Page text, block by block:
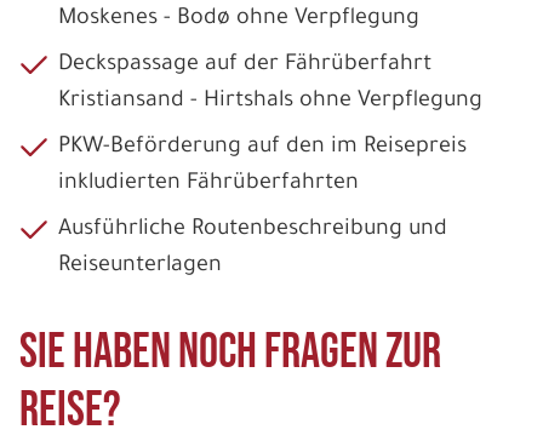
Moskenes - Bodø ohne Verpflegung
Deckspassage auf der Fährüberfahrt
Kristiansand - Hirtshals ohne Verpflegung
PKW-Beförderung auf den im Reisepreis
inkludierten Fährüberfahrten
Ausführliche Routenbeschreibung und
Reiseunterlagen
Sie haben noch Fragen zur
Reise?